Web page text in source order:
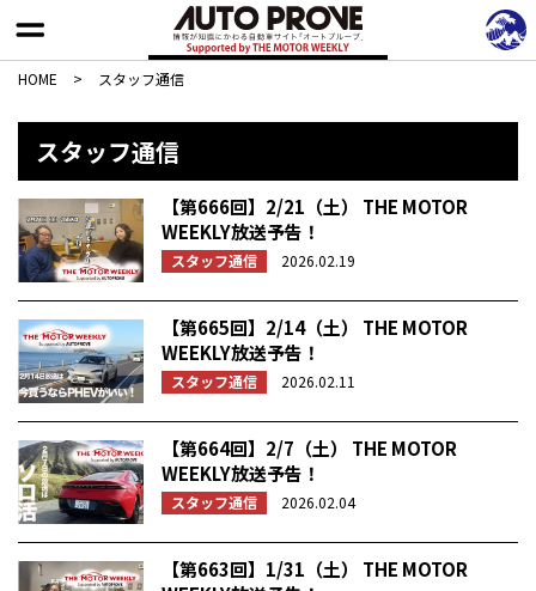
HOME > スタッフ通信
スタッフ通信
【第666回】2/21（土） THE MOTOR
WEEKLY放送予告！
スタッフ通信 2026.02.19
【第665回】2/14（土） THE MOTOR
WEEKLY放送予告！
スタッフ通信 2026.02.11
【第664回】2/7（土） THE MOTOR
WEEKLY放送予告！
スタッフ通信 2026.02.04
【第663回】1/31（土） THE MOTOR